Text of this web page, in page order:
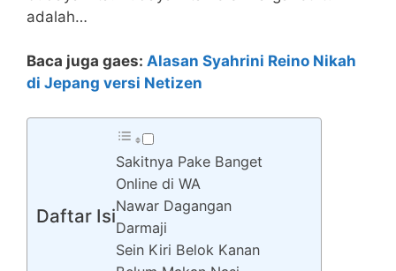
adalah…
Baca juga gaes: Alasan Syahrini Reino Nikah
di Jepang versi Netizen
Daftar Isi
Sakitnya Pake Banget
Online di WA
Nawar Dagangan
Darmaji
Sein Kiri Belok Kanan